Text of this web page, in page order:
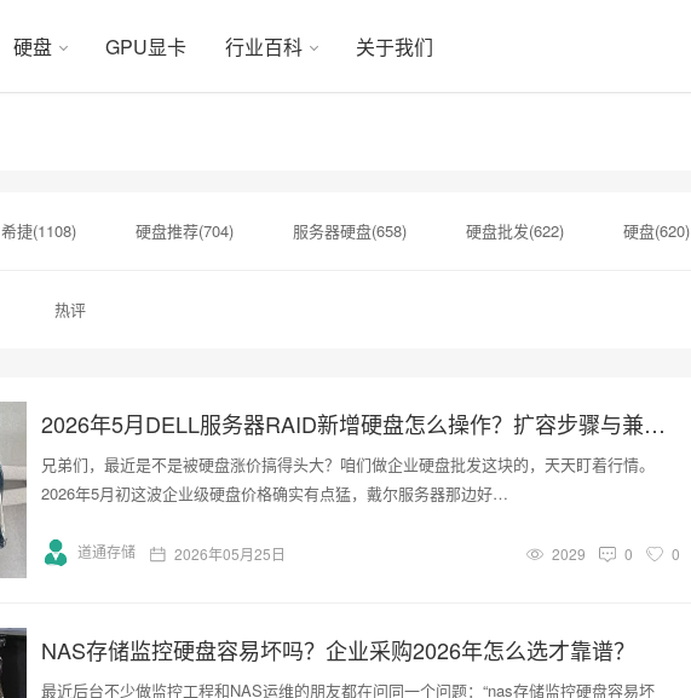
硬盘 GPU显卡 行业百科 关于我们
希捷(1108) 硬盘推荐(704) 服务器硬盘(658) 硬盘批发(622) 硬盘(620)
热评
2026年5月DELL服务器RAID新增硬盘怎么操作？扩容步骤与兼容性避坑指南
兄弟们，最近是不是被硬盘涨价搞得头大？咱们做企业硬盘批发这块的，天天盯着行情。
2026年5月初这波企业级硬盘价格确实有点猛，戴尔服务器那边好…
道通存储 2026年05月25日 2029 0 0
NAS存储监控硬盘容易坏吗？企业采购2026年怎么选才靠谱？
最近后台不少做监控工程和NAS运维的朋友都在问同一个问题：“nas存储监控硬盘容易坏